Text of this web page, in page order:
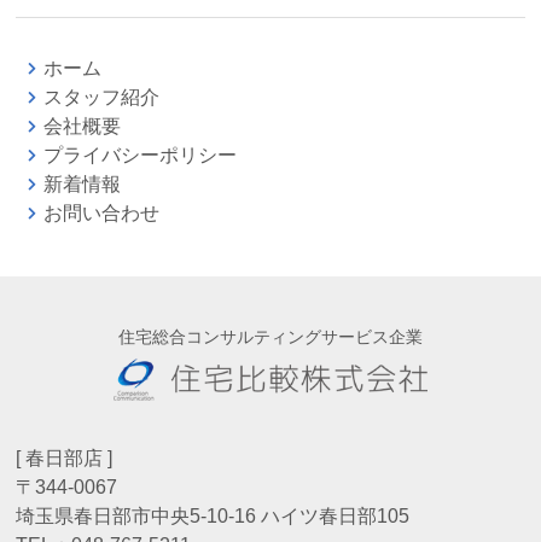
ホーム
スタッフ紹介
会社概要
プライバシーポリシー
新着情報
お問い合わせ
住宅総合コンサルティングサービス企業
[ 春日部店 ]
〒344-0067
埼玉県春日部市中央5-10-16 ハイツ春日部105